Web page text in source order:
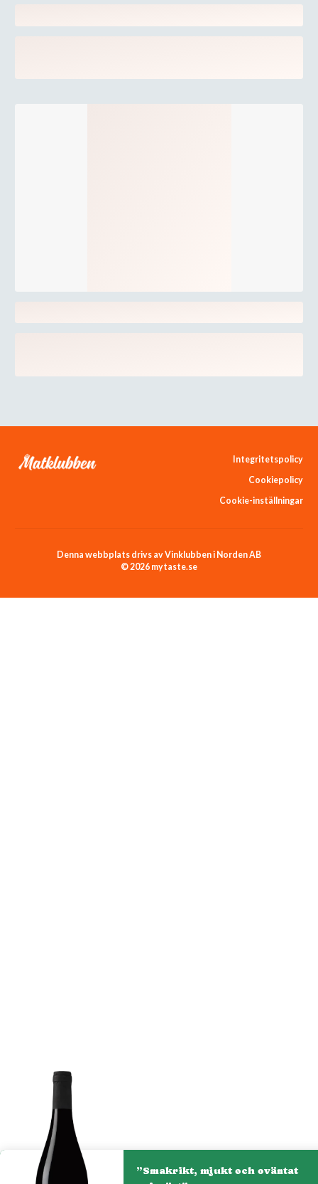
Integritetspolicy
Cookiepolicy
Cookie-inställningar
Denna webbplats drivs av Vinklubben i Norden AB
© 2026 mytaste.se
”Smakrikt, mjukt och oväntat